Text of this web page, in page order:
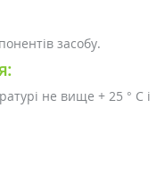
засобу.
не вище + 25 ° С і